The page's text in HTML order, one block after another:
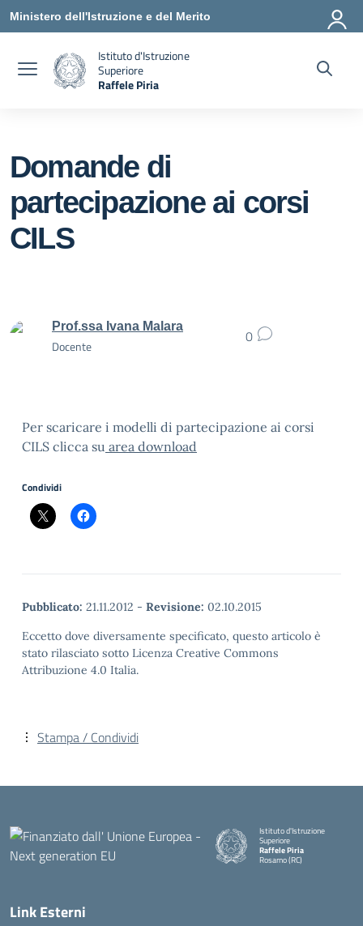
Vai ai contenuti
Vai al menu di navigazione
Vai al footer
Ministero dell'Istruzione e del Merito
Istituto d'Istruzione
Superiore
Raffele Piria
Domande di
partecipazione ai corsi
CILS
Prof.ssa Ivana Malara
Docente
0
Per scaricare i modelli di partecipazione ai corsi
CILS clicca su area download
Condividi
Pubblicato: 21.11.2012 - Revisione: 02.10.2015
Eccetto dove diversamente specificato, questo articolo è
stato rilasciato sotto Licenza Creative Commons
Attribuzione 4.0 Italia.
Stampa / Condividi
Istituto d'Istruzione
Superiore
Raffele Piria
Rosarno (RC)
Link Esterni